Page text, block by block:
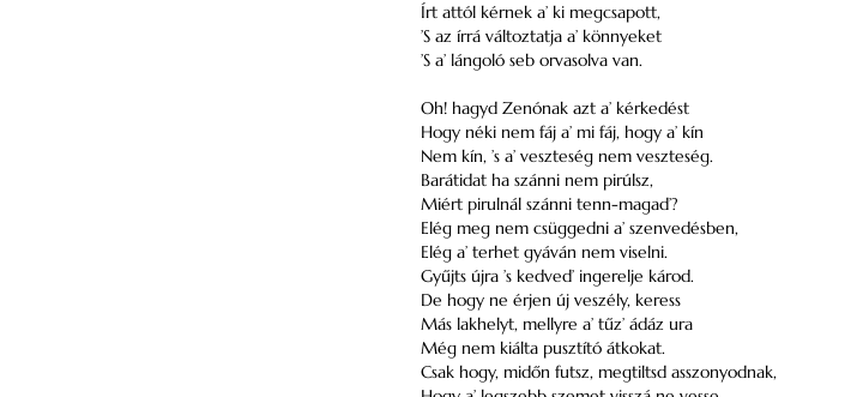
Írt attól kérnek a’ ki megcsapott,
’S az írrá változtatja a’ könnyeket
’S a’ lángoló seb orvasolva van.
Oh! hagyd Zenónak azt a’ kérkedést
Hogy néki nem fáj a’ mi fáj, hogy a’ kín
Nem kín, ’s a’ veszteség nem veszteség.
Barátidat ha szánni nem pirúlsz,
Miért pirulnál szánni tenn-magad’?
Elég meg nem csüggedni a’ szenvedésben,
Elég a’ terhet gyáván nem viselni.
Gyűjts újra ’s kedved’ ingerelje károd.
De hogy ne érjen új veszély, keress
Más lakhelyt, mellyre a’ tűz’ ádáz ura
Még nem kiálta pusztító átkokat.
Csak hogy, midőn futsz, megtiltsd asszonyodnak,